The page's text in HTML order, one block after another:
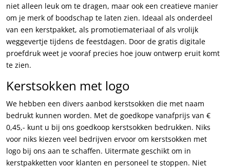
niet alleen leuk om te dragen, maar ook een creatieve manier
om je merk of boodschap te laten zien. Ideaal als onderdeel
van een kerstpakket, als promotiemateriaal of als vrolijk
weggevertje tijdens de feestdagen. Door de gratis digitale
proefdruk weet je vooraf precies hoe jouw ontwerp eruit komt
te zien.
Kerstsokken met logo
We hebben een divers aanbod kerstsokken die met naam
bedrukt kunnen worden. Met de goedkope vanafprijs van €
0,45,- kunt u bij ons goedkoop kerstsokken bedrukken. Niks
voor niks kiezen veel bedrijven ervoor om kerstsokken met
logo bij ons aan te schaffen. Uitermate geschikt om in
kerstpakketten voor klanten en personeel te stoppen. Niet